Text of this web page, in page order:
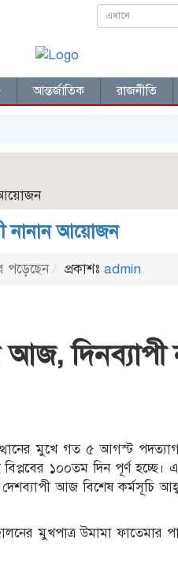
আন্তর্জাতিক রাজনীতি
নানান আয়োজন
পড়েছেন প্রকাশঃ admin
দিনব্যাপী
মুখে গত ৫ আগস্ট
১০০তম দিন পূর্ণ হচ্ছে।
আজ বিশেষ কর্মসূচি
মুখপাত্র উমামা ফাতেমার